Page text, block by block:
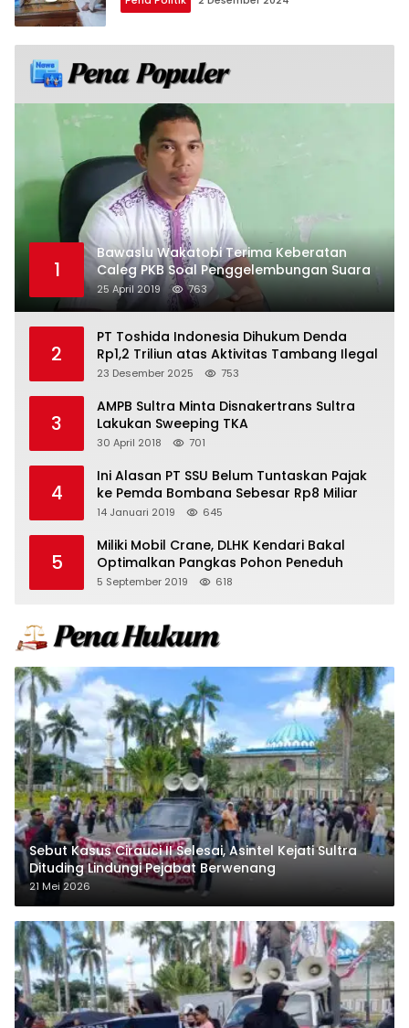
1
Bawaslu Wakatobi Terima Keberatan
Caleg PKB Soal Penggelembungan Suara
25 April 2019 763
2
PT Toshida Indonesia Dihukum Denda
Rp1,2 Triliun atas Aktivitas Tambang Ilegal
23 Desember 2025 753
3
AMPB Sultra Minta Disnakertrans Sultra
Lakukan Sweeping TKA
30 April 2018 701
4
Ini Alasan PT SSU Belum Tuntaskan Pajak
ke Pemda Bombana Sebesar Rp8 Miliar
14 Januari 2019 645
5
Miliki Mobil Crane, DLHK Kendari Bakal
Optimalkan Pangkas Pohon Peneduh
5 September 2019 618
Sebut Kasus Cirauci II Selesai, Asintel Kejati Sultra
Dituding Lindungi Pejabat Berwenang
21 Mei 2026